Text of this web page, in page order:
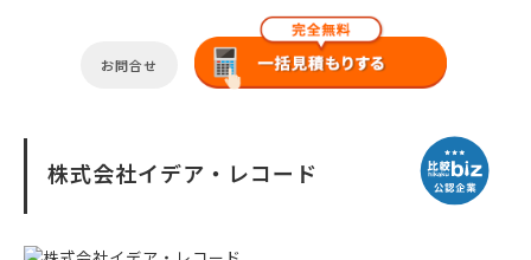
お問合せ
株式会社イデア・レコード